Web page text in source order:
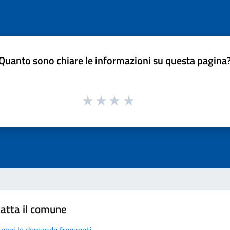
sono chiare le informazioni su questa
il comune